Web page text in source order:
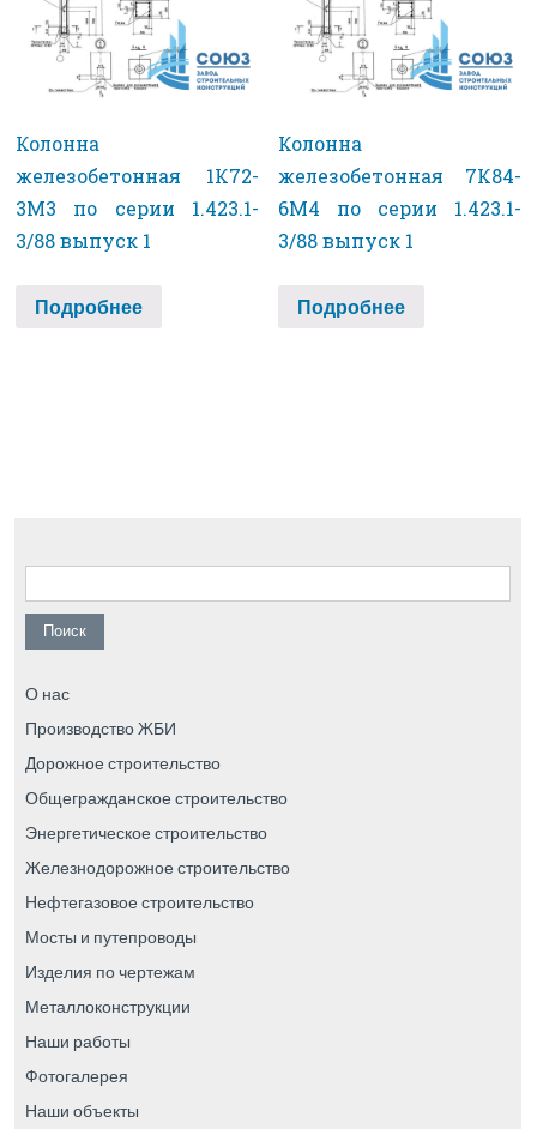
Колонна
железобетонная 1К72-
3М3 по серии 1.423.1-
3/88 выпуск 1
Подробнее
Колонна
железобетонная 7К84-
6М4 по серии 1.423.1-
3/88 выпуск 1
Подробнее
Найти:
О нас
Производство ЖБИ
Дорожное строительство
Общегражданское строительство
Энергетическое строительство
Железнодорожное строительство
Нефтегазовое строительство
Мосты и путепроводы
Изделия по чертежам
Металлоконструкции
Наши работы
Фотогалерея
Наши объекты